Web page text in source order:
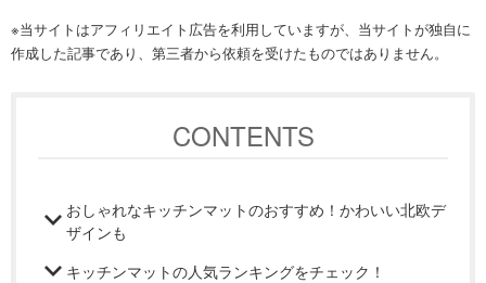
※当サイトはアフィリエイト広告を利用していますが、当サイトが独自に
作成した記事であり、第三者から依頼を受けたものではありません。
CONTENTS
おしゃれなキッチンマットのおすすめ！かわいい北欧デ
ザインも
キッチンマットの人気ランキングをチェック！